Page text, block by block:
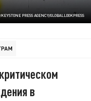
PRESS AGENCY/GLOBALLOOKPRESS
в